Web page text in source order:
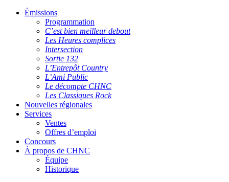
Émissions
Programmation
C’est bien meilleur debout
Les Heures complices
Intersection
Sortie 132
L’Entrepôt Country
L’Ami Public
Le décompte CHNC
Les Classiques Rock
Nouvelles régionales
Services
Ventes
Offres d’emploi
Concours
À propos de CHNC
Équipe
Historique